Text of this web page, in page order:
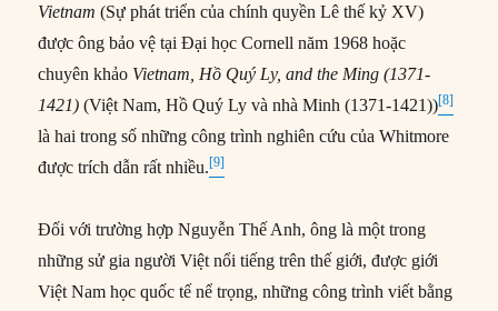
Vietnam (Sự phát triển của chính quyền Lê thế kỷ XV)
được ông bảo vệ tại Đại học Cornell năm 1968 hoặc
chuyên khảo Vietnam, Hồ Quý Ly, and the Ming (1371-
1421)(Việt Nam, Hồ Quý Ly và nhà Minh (1371-1421))[8]
là hai trong số những công trình nghiên cứu của Whitmore
được trích dẫn rất nhiều.[9]
Đối với trường hợp Nguyễn Thế Anh, ông là một trong
những sử gia người Việt nổi tiếng trên thế giới, được giới
Việt Nam học quốc tế nể trọng, những công trình viết bằng